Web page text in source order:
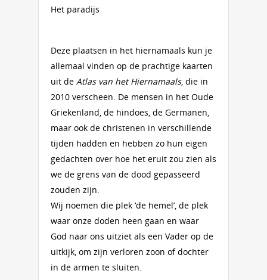
Het paradijs
Deze plaatsen in het hiernamaals kun je
allemaal vinden op de prachtige kaarten
uit de Atlas van het Hiernamaals, die in
2010 verscheen. De mensen in het Oude
Griekenland, de hindoes, de Germanen,
maar ook de christenen in verschillende
tijden hadden en hebben zo hun eigen
gedachten over hoe het eruit zou zien als
we de grens van de dood gepasseerd
zouden zijn.
Wij noemen die plek ‘de hemel’, de plek
waar onze doden heen gaan en waar
God naar ons uitziet als een Vader op de
uitkijk, om zijn verloren zoon of dochter
in de armen te sluiten.